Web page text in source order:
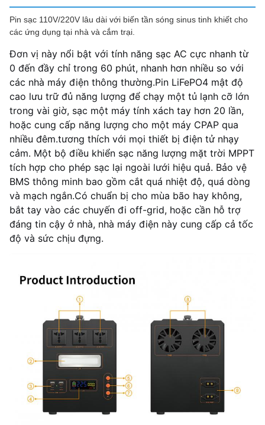
Pin sạc 110V/220V lâu dài với biến tần sóng sinus tinh khiết cho
các ứng dụng tại nhà và cắm trại.
Đơn vị này nổi bật với tính năng sạc AC cực nhanh từ
0 đến đầy chỉ trong 60 phút, nhanh hơn nhiều so với
các nhà máy điện thông thường.Pin LiFePO4 mật độ
cao lưu trữ đủ năng lượng để chạy một tủ lạnh cỡ lớn
trong vài giờ, sạc một máy tính xách tay hơn 20 lần,
hoặc cung cấp năng lượng cho một máy CPAP qua
nhiều đêm.tương thích với mọi thiết bị điện tử nhạy
cảm. Một bộ điều khiển sạc năng lượng mặt trời MPPT
tích hợp cho phép sạc lại ngoài lưới hiệu quả. Bảo vệ
BMS thông minh bao gồm cắt quá nhiệt độ, quá dòng
và mạch ngắn.Có chuẩn bị cho mùa bão hay không,
bắt tay vào các chuyến đi off-grid, hoặc cần hỗ trợ
đáng tin cậy ở nhà, nhà máy điện này cung cấp cả tốc
độ và sức chịu đựng.